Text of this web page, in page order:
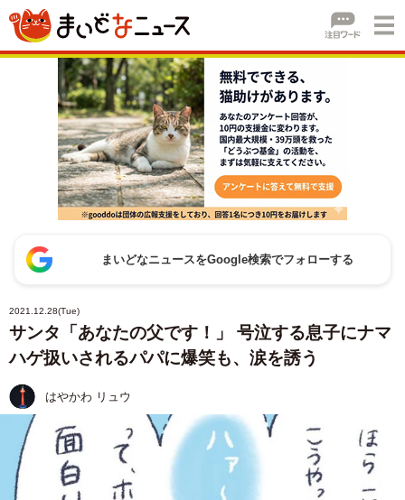
まいどなニュースをGoogle検索でフォローする
2021.12.28(Tue)
サンタ「あなたの父です！」 号泣する息子にナマ
ハゲ扱いされるパパに爆笑も、涙を誘う
はやかわ リュウ